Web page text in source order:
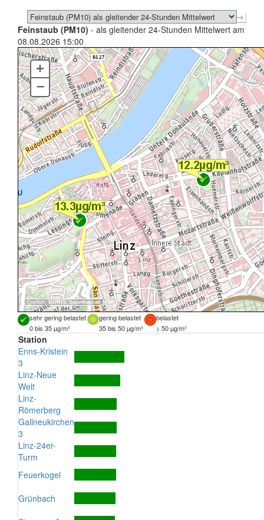
Feinstaub (PM10) - als gleitender 24-Stunden Mittelwert am
08.08.2026 15:00
Quellen:DORIS, basemap.at
+
–
sehr gering belastet gering belastet
belastet
0 bis 35 µg/m³
35 bis 50 µg/m³ > 50 µg/m³
Station
Enns-Kristein
3
Linz-Neue
Welt
Linz-
Römerberg
Gallneukirchen
3
Linz-24er-
Turm
Feuerkogel
Grünbach